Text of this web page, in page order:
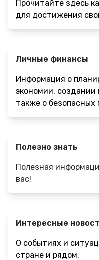
Прочитайте здесь
для достижения
Личные финансы
Информация о
экономии, создании
также о безопасных
Полезно знать
Полезная
вас!
Интересные
О событиях и
стране и рядом.